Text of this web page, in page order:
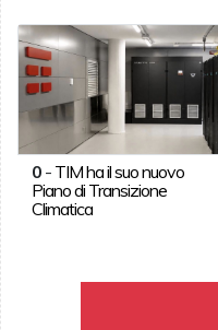
0- TIM ha il suo nuovo
Piano di Transizione
Climatica